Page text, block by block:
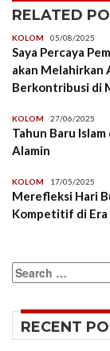
RELATED
KOLOM 05/08/2025
Saya Percaya
akan Melahirkan
Berkontribusi di
KOLOM 27/06/2025
Tahun Baru
Alamin
KOLOM 17/05/2025
Merefleksi Hari
Kompetitif di
Search
for:
RECENT